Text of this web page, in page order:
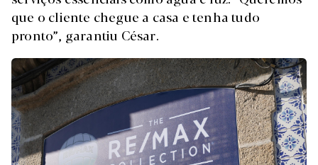
que o cliente chegue a casa e tenha tudo
pronto”, garantiu César.